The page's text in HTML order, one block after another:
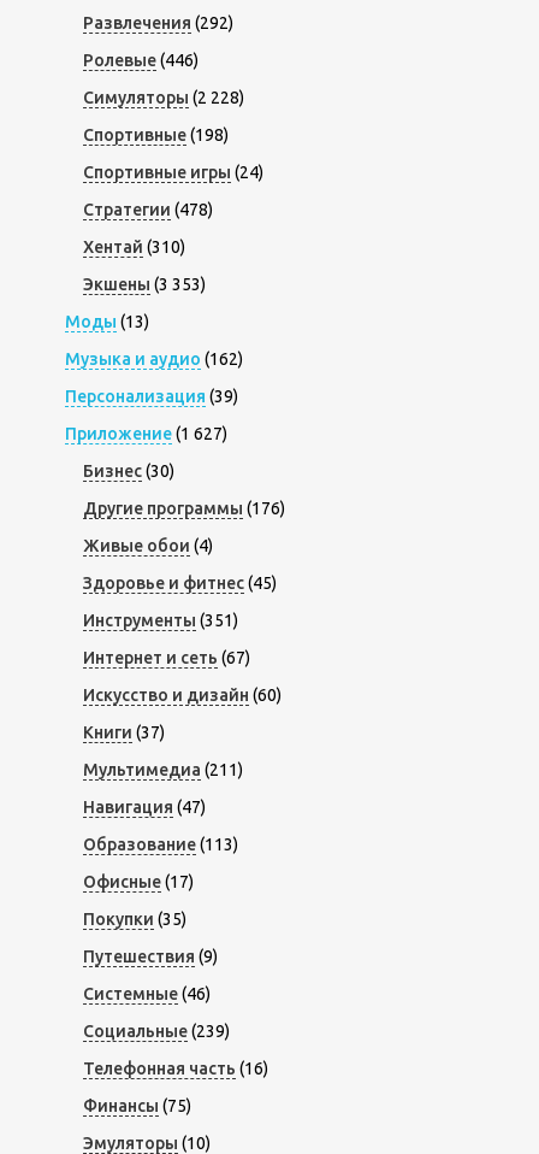
Развлечения (292)
Ролевые(446)
Симуляторы (2 228)
Спортивные(198)
Спортивные игры (24)
Стратегии (478)
Хентай (310)
Экшены (3 353)
Моды (13)
Музыка и аудио (162)
Персонализация (39)
Приложение(1 627)
Бизнес(30)
Другие программы (176)
Живые обои (4)
Здоровье и фитнес(45)
Инструменты (351)
Интернет и сеть (67)
Искусство и дизайн (60)
Книги (37)
Мультимедиа (211)
Навигация (47)
Образование(113)
Офисные(17)
Покупки (35)
Путешествия (9)
Системные(46)
Социальные(239)
Телефонная часть (16)
Финансы (75)
Эмуляторы (10)